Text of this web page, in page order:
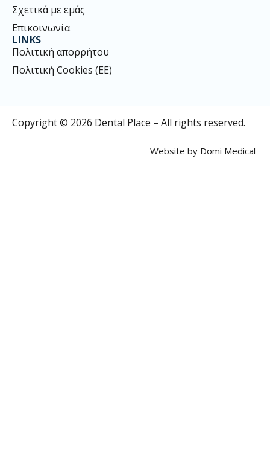
Σχετικά με εμάς
Επικοινωνία
LINKS
Πολιτική απορρήτου
Πολιτική Cookies (ΕΕ)
Copyright © 2026 Dental Place – All rights reserved.
Website by Domi Medical